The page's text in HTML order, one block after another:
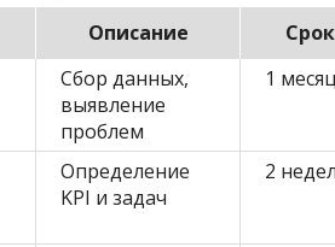
Описание
Сбор данных,
выявление
проблем
1
Определение
KPI и задач
2